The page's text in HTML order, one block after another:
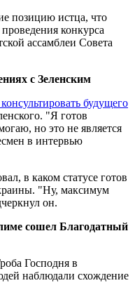
позицию истца, что
конкурса
ассамблеи Совета
с Зеленским
будущего
"Я готов
но это не является
в интервью
в каком статусе готов
"Ну, максимум
он.
сошел Благодатный
Господня в
наблюдали схождение